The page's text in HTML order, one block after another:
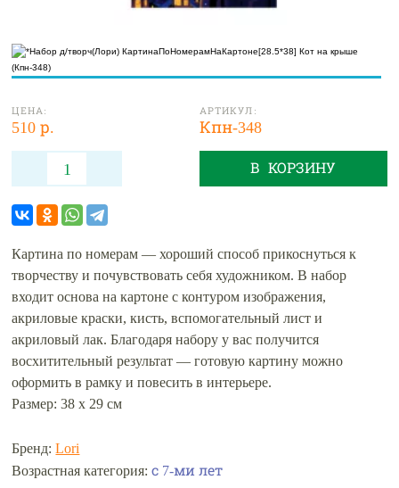
ЦЕНА:
510 р.
АРТИКУЛ:
Кпн-348
В КОРЗИНУ
Картина по номерам — хороший способ прикоснуться к
творчеству и почувствовать себя художником. В набор
входит основа на картоне с контуром изображения,
акриловые краски, кисть, вспомогательный лист и
акриловый лак. Благодаря набору у вас получится
восхитительный результат — готовую картину можно
оформить в рамку и повесить в интерьере.
Размер: 38 х 29 см
Бренд:Lori
Возрастная категория:с 7-ми лет